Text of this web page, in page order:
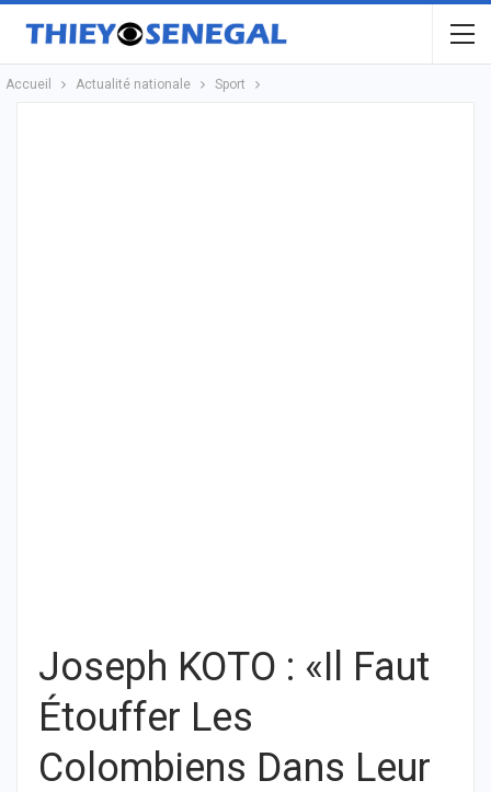
Accueil Actualité nationale Sport
Joseph KOTO : «Il Faut
Étouffer Les
Colombiens Dans Leur